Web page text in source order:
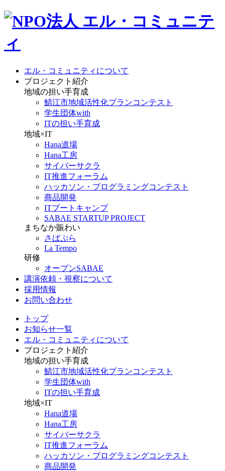
エル・コミュニティについて
プロジェクト紹介
地域の担い手育成
鯖江市地域活性化プランコンテスト
学生団体with
ITの担い手育成
地域×IT
Hana道場
Hana工房
サイバーサクラ
IT推進フォーラム
ハッカソン・プログラミングコンテスト
商品開発
ITブートキャンプ
SABAE STARTUP PROJECT
まちなか賑わい
さばぷら
La Tempo
研修
オープンSABAE
講演依頼・視察について
採用情報
お問い合わせ
トップ
お知らせ一覧
エル・コミュニティについて
プロジェクト紹介
地域の担い手育成
鯖江市地域活性化プランコンテスト
学生団体with
ITの担い手育成
地域×IT
Hana道場
Hana工房
サイバーサクラ
IT推進フォーラム
ハッカソン・プログラミングコンテスト
商品開発